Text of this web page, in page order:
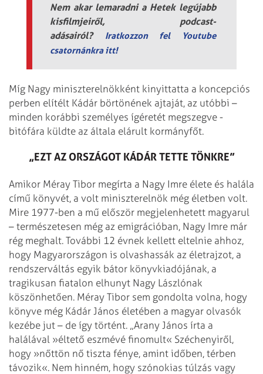
Nem akar lemaradni a Hetek legújabb
kisfilmjeiről, podcast-
adásairól? Iratkozzon fel Youtube
csatornánkra itt!
Míg Nagy miniszterelnökként kinyittatta a koncepciós
perben elítélt Kádár börtönének ajtaját, az utóbbi –
minden korábbi személyes ígéretét megszegve ­
bitófára küldte az általa elárult kormányfőt.
„EZT AZ ORSZÁGOT KÁDÁR TETTE TÖNKRE”
Amikor Méray Tibor megírta a Nagy Imre élete és halála
című könyvét, a volt miniszterelnök még életben volt.
Mire 1977-ben a mű először megjelenhetett magyarul
– természetesen még az emigrációban, Nagy Imre már
rég meghalt. További 12 évnek kellett eltelnie ahhoz,
hogy Magyarországon is olvashassák az életrajzot, a
rendszerváltás egyik bátor könyvkiadójának, a
tragikusan fiatalon elhunyt Nagy Lászlónak
köszönhetően. Méray Tibor sem gondolta volna, hogy
könyve még Kádár János életében a magyar olvasók
kezébe jut – de így történt. „Arany János írta a
halálával »éltető eszmévé finomult« Széchenyiről,
hogy »nőttön nő tiszta fénye, amint időben, térben
távozik«. Nem hinném, hogy szónokias túlzás vagy